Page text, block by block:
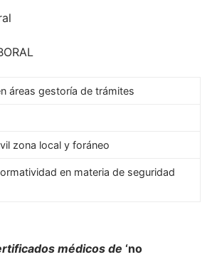
áreas gestoría de trámites
zona local y foráneo
en materia de seguridad
médicos de ‘no